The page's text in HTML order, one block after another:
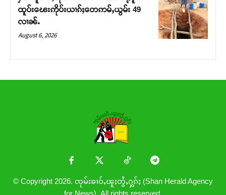
ထူပ်းၽေးဢိုပ်းယၢၵ်ႈတေဢမ်ႇယွမ်း 49
လၢၼ်ႉ
August 6, 2026
© Copyright 2026. ၸုမ်းၶၢဝ်ႇၽူႈတွႆႇႁွၵ်ႈ (Shan Herald Agency
for News). All rights reserved.